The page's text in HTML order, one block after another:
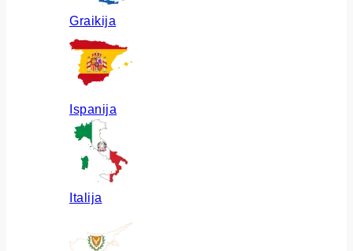
Graikija
Ispanija
Italija